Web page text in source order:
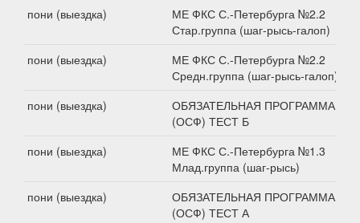
пони (выездка)
МЕ ФКС С.-Петербурга №2.2
Стар.группа (шаг-рысь-галоп)
пони (выездка)
МЕ ФКС С.-Петербурга №2.2
Средн.группа (шаг-рысь-галоп)
пони (выездка)
ОБЯЗАТЕЛЬНАЯ ПРОГРАММА №2
(ОСФ) ТЕСТ Б
пони (выездка)
МЕ ФКС С.-Петербурга №1.3
Млад.группа (шаг-рысь)
пони (выездка)
ОБЯЗАТЕЛЬНАЯ ПРОГРАММА №2
(ОСФ) ТЕСТ А